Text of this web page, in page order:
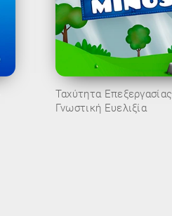
Ταχύτητα Επεξεργασίας
Γνωστική Ευελιξία